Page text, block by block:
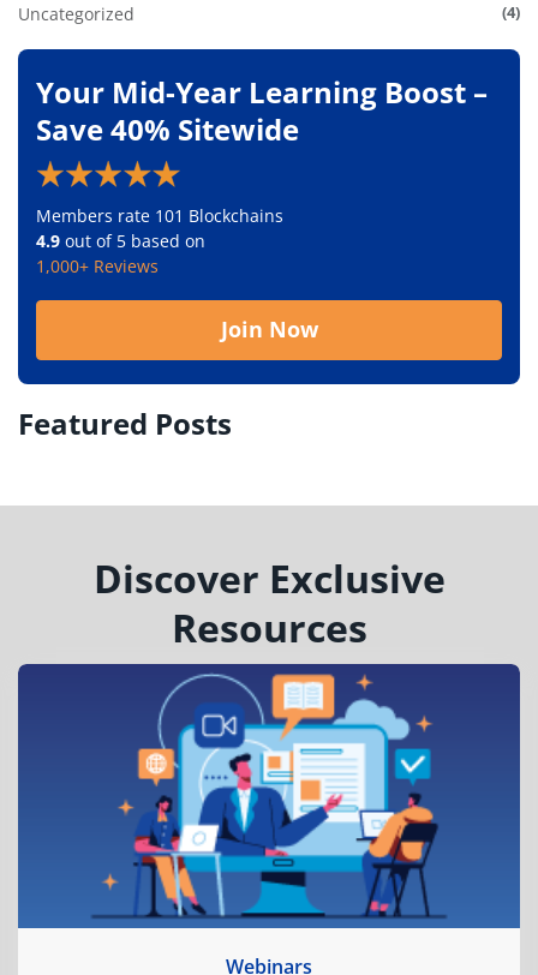
Uncategorized (4)
Your Mid-Year Learning Boost –
Save 40% Sitewide
Members rate 101 Blockchains
4.9 out of 5 based on
1,000+ Reviews
Join Now
Featured Posts
Discover Exclusive
Resources
Webinars